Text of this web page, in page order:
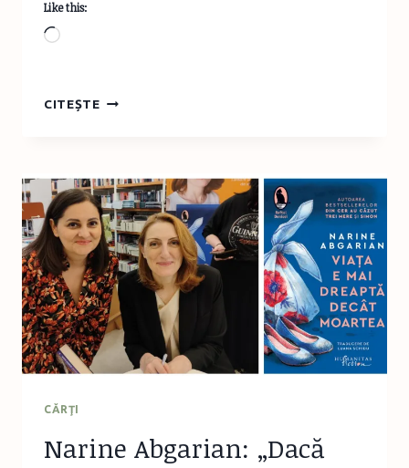
Like this:
Loading…
CITEȘTEBOOK
NARINE
ABGARIAN,
EDITURA
HUMANITAS
CĂRŢI
Narine Abgarian: „Dacă